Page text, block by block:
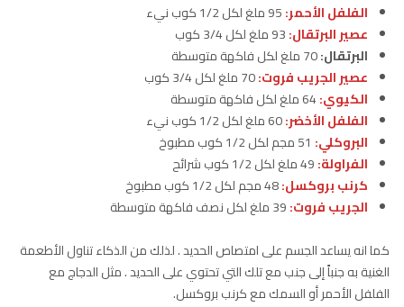
الفلفل الأحمر:
عصير البرتقال:
البرتقال:
عصير الجريب فروت:
الكيوي:
الفلفل الأخضر:
البروكلي:
الفراولة:
كرنب بروكسل:
الجريب فروت:
كما انه يساعد الجسم على امتصاص الحديد . لذلك من الذكاء تناول الأطعمة
الغنية به جنباً إلى جنب مع تلك التي تحتوي على الحديد . مثل الدجاج مع
الفلفل الأحمر أو السمك مع كرنب بروكسل.